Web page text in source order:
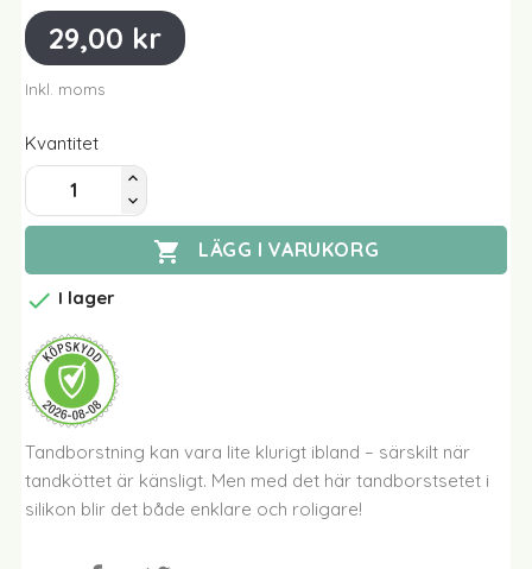
29,00 kr
Inkl. moms
Kvantitet
 LÄGG I VARUKORG
 I lager
Tandborstning kan vara lite klurigt ibland – särskilt när
tandköttet är känsligt. Men med det här tandborstsetet i
silikon blir det både enklare och roligare!